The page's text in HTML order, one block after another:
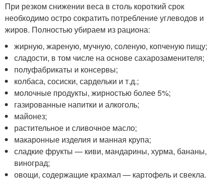
При резком снижении веса в столь короткий срок
необходимо остро сократить потребление углеводов и
жиров. Полностью убираем из рациона:
жирную, жареную, мучную, соленую, копченую пищу;
сладости, в том числе на основе сахарозаменителя;
полуфабрикаты и консервы;
колбаса, сосиски, сардельки и т.д.;
молочные продукты, жирностью более 5%;
газированные напитки и алкоголь;
майонез;
растительное и сливочное масло;
макаронные изделия и манная крупа;
сладкие фрукты — киви, мандарины, хурма, бананы,
виноград;
овощи, содержащие крахмал — картофель и свекла.